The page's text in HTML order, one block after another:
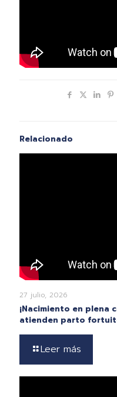
Relacionado
27 julio, 2026
¡Nacimiento en plena
atienden parto
Leer más